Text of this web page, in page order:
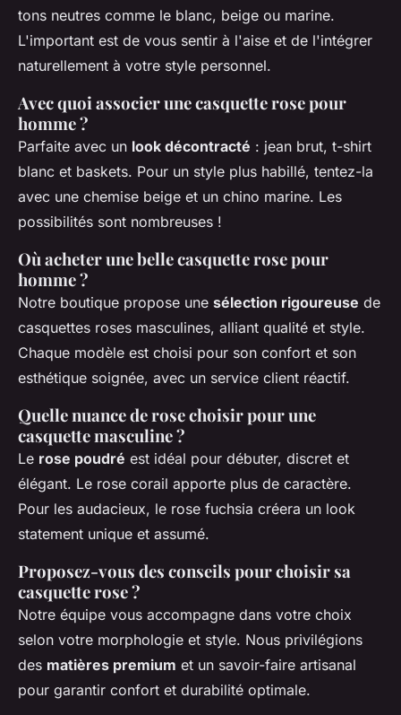
tons neutres comme le blanc, beige ou marine.
L'important est de vous sentir à l'aise et de l'intégrer
naturellement à votre style personnel.
Avec quoi associer une casquette rose pour
homme ?
Parfaite avec un look décontracté : jean brut, t-shirt
blanc et baskets. Pour un style plus habillé, tentez-la
avec une chemise beige et un chino marine. Les
possibilités sont nombreuses !
Où acheter une belle casquette rose pour
homme ?
Notre boutique propose une sélection rigoureuse de
casquettes roses masculines, alliant qualité et style.
Chaque modèle est choisi pour son confort et son
esthétique soignée, avec un service client réactif.
Quelle nuance de rose choisir pour une
casquette masculine ?
Le rose poudré est idéal pour débuter, discret et
élégant. Le rose corail apporte plus de caractère.
Pour les audacieux, le rose fuchsia créera un look
statement unique et assumé.
Proposez-vous des conseils pour choisir sa
casquette rose ?
Notre équipe vous accompagne dans votre choix
selon votre morphologie et style. Nous privilégions
des matières premium et un savoir-faire artisanal
pour garantir confort et durabilité optimale.